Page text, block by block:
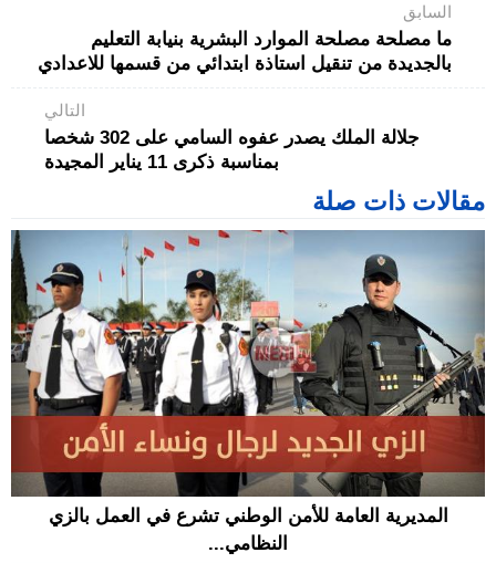
السابق
ما مصلحة مصلحة الموارد البشرية بنيابة التعليم
بالجديدة من تنقيل استاذة ابتدائي من قسمها للاعدادي
التالي
جلالة الملك يصدر عفوه السامي على 302 شخصا
بمناسبة ذكرى 11 يناير المجيدة
مقالات ذات صلة
المديرية العامة للأمن الوطني تشرع في العمل بالزي
النظامي...